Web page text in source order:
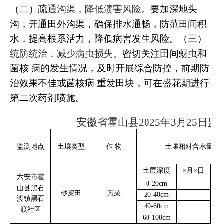
（二） 疏通沟渠，降低渍害风险。 要加深地头
沟，开通田外沟渠，确保排水通畅，防范田间积
水，提高根系活力，降低病害发生风险。（三）
统防统治，减少病虫损失。 密切关注田间蚜虫和
菌核 病的发生情况，及时开展综合防控，前期防
治效果不佳或菌核病 重发田块，可在盛花期进行
第二次药剂喷施。
安徽省霍山县2025年3月25 日
监测地点 土壤类型 作 物 土壤相对含水量％
六安市霍
山县黑石
渡镇黑石
渡社区
砂泥田 蔬菜
土层深度 × 月 × 日
0-20cm
20-40cm
40-60cm
60-100cm